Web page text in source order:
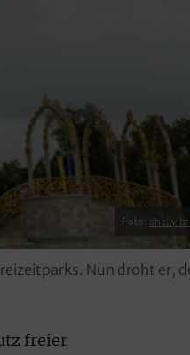
Foto: shelly
Nun droht er,
freier